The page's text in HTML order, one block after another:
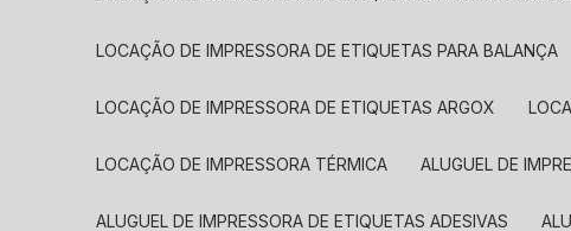
LOCAÇÃO DE IMPRESSORA DE ETIQUETAS PARA BALANÇA
LOCAÇÃO DE IMPRESSORA DE ETIQUETAS ARGOX
LOCAÇÃO DE IMPRESSORA TÉRMICA ALUGUEL DE
ALUGUEL DE IMPRESSORA DE ETIQUETAS ADESIVAS